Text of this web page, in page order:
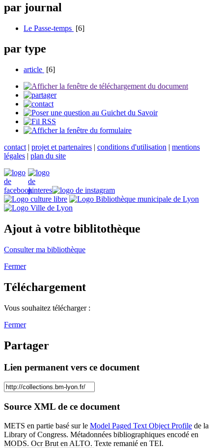
par journal
Le Passe-temps [6]
par type
article [6]
contact | projet et partenaires | conditions d'utilisation | mentions
légales | plan du site
Ajout à votre biblitothèque
Consulter ma bibliothèque
Fermer
Téléchargement
Vous souhaitez télécharger :
Fermer
Partager
Lien permanent vers ce document
Source XML de ce document
METS en partie basé sur le Model Paged Text Object Profile de la
Library of Congress. Métadonnées bibliographiques encodé en
MODS. Ocr Brut en ALTO. Texte remanié en TEI.